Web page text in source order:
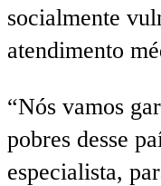
socialmente
atendimento
“Nós vamos
pobres desse
especialista,